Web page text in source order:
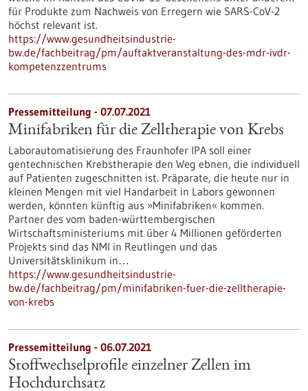
für Produkte zum Nachweis von Erregern wie SARS-CoV-2
höchst relevant ist.
https://www.gesundheitsindustrie-
bw.de/fachbeitrag/pm/auftaktveranstaltung-des-mdr-ivdr-
kompetenzzentrums
Pressemitteilung - 07.07.2021
Minifabriken für die Zelltherapie von Krebs
Laborautomatisierung des Fraunhofer IPA soll einer
gentechnischen Krebstherapie den Weg ebnen, die individuell
auf Patienten zugeschnitten ist. Präparate, die heute nur in
kleinen Mengen mit viel Handarbeit in Labors gewonnen
werden, könnten künftig aus »Minifabriken« kommen.
Partner des vom baden-württembergischen
Wirtschaftsministeriums mit über 4 Millionen geförderten
Projekts sind das NMI in Reutlingen und das
Universitätsklinikum in…
https://www.gesundheitsindustrie-
bw.de/fachbeitrag/pm/minifabriken-fuer-die-zelltherapie-
von-krebs
Pressemitteilung - 06.07.2021
Stoffwechselprofile einzelner Zellen im
Hochdurchsatz